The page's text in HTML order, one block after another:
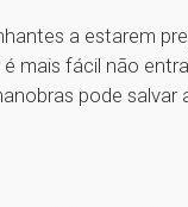
a estarem
mais fácil não
pode salvar